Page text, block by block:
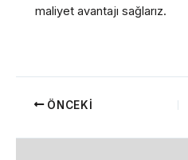
maliyet avantajı sağlarız.
ÖNCEKI